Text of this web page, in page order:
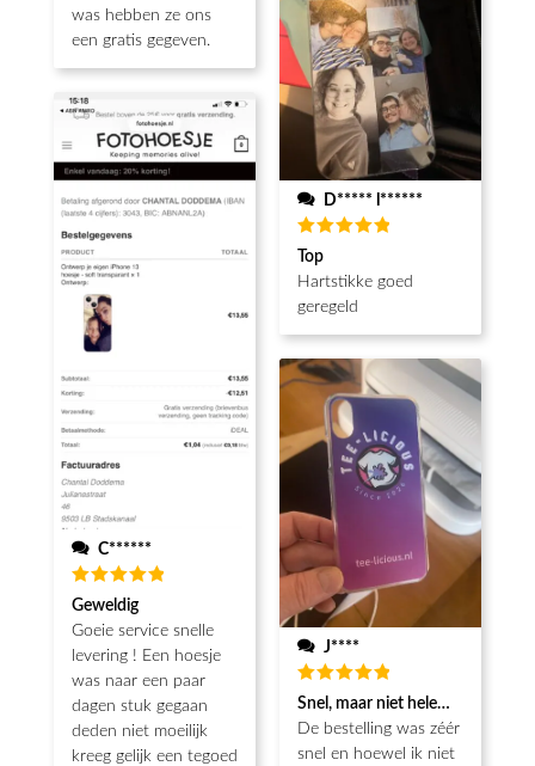
was hebben ze ons
een gratis gegeven.
C******
Waardering
5uit 5
Geweldig
Goeie service snelle
levering ! Een hoesje
was naar een paar
dagen stuk gegaan
deden niet moeilijk
kreeg gelijk een tegoed
D***** l******
Waardering
5 uit 5
Top
Hartstikke goed
geregeld
J****
Waardering
5 uit 5
Snel, maar niet helemaal als
De bestelling was zéér
snel en hoewel ik niet